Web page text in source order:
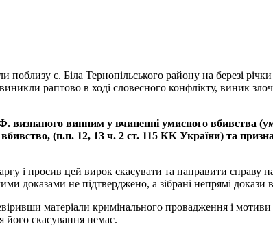
с. Біла Тернопільського району на березі
раптово в ході словесного конфлікту, виник
винним у вчиненні умисного вбивства
(п.п. 12, 13 ч. 2 ст. 115 КК України) та
і просив цей вирок скасувати та направити справу
не підтверджено, а зібрані непрямі докази
матеріали кримінального провадження і
його скасування немає.